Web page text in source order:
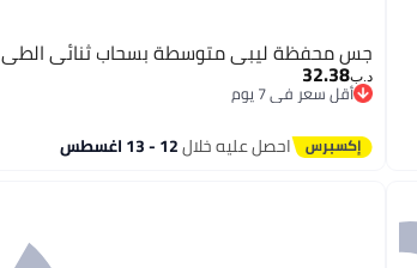
جس محفظة ليبى متوسطة بسحاب ثنائي الطي
د.ب‏32.38
أقل سعر في 7 يوم
احصل عليه خلال12 - 13 اغسطس